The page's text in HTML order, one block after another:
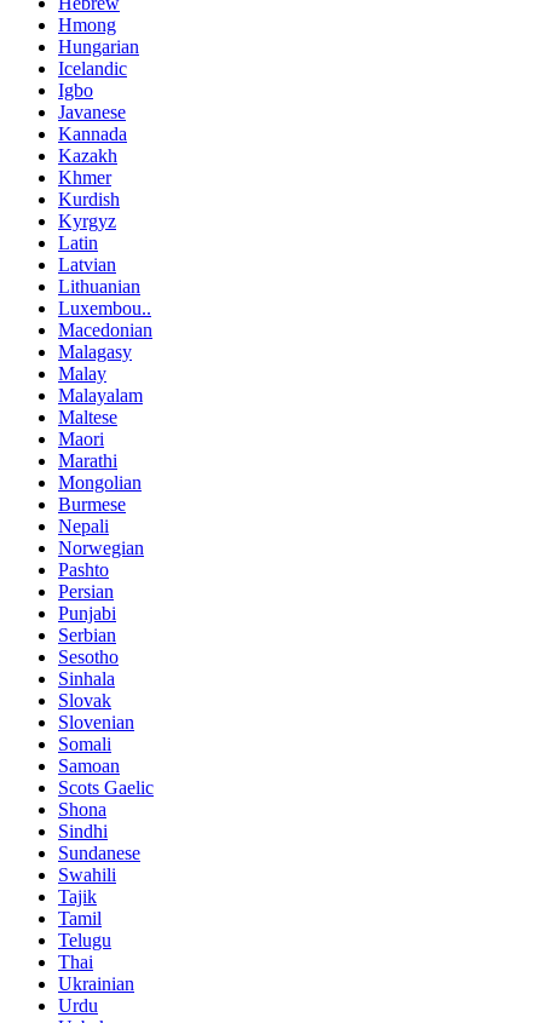
Hmong
Hungarian
Icelandic
Igbo
Javanese
Kannada
Kazakh
Khmer
Kurdish
Kyrgyz
Latin
Latvian
Lithuanian
Luxembou..
Macedonian
Malagasy
Malay
Malayalam
Maltese
Maori
Marathi
Mongolian
Burmese
Nepali
Norwegian
Pashto
Persian
Punjabi
Serbian
Sesotho
Sinhala
Slovak
Slovenian
Somali
Samoan
Scots Gaelic
Shona
Sindhi
Sundanese
Swahili
Tajik
Tamil
Telugu
Thai
Ukrainian
Urdu